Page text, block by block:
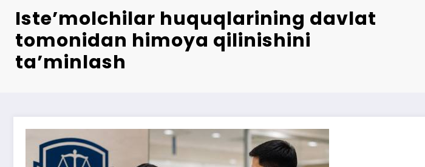
Iste’molchilar huquqlarining davlat
tomonidan himoya qilinishini
ta’minlash